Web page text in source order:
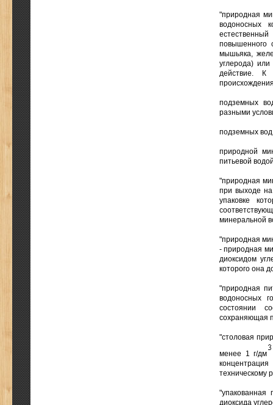
"природная
водоносных
повышенного
мышьяка,
углерода)
действие. К
подземных
разными
подземных вод
природной
питьевой
"природная
при выходе
упаковке
минеральной
"природная
- природная
диоксидом
которого она
"природная
водоносных
состоянии
сохраняющая
"столовая
менее 1 г/дм
техническому
"упакованная
диоксида